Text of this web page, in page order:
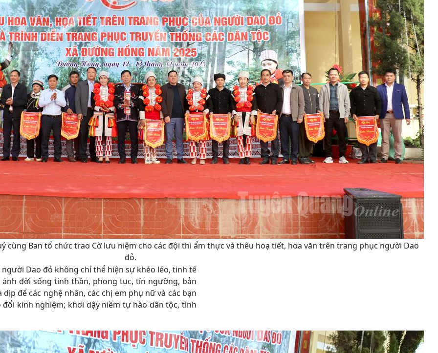
cùng Ban tổ chức trao Cờ lưu niệm cho các đội thi ẩm thực và thêu hoạ tiết, hoa văn trên trang phục người Dao
đỏ.
Dao đỏ không chỉ thể hiện sự khéo léo, tinh tế
đời sống tinh thần, phong tục, tín ngưỡng, bản
để các nghệ nhân, các chị em phụ nữ và các bạn
kinh nghiệm; khơi dậy niềm tự hào dân tộc, tình